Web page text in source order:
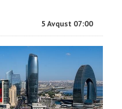
5 Avqust 07:00